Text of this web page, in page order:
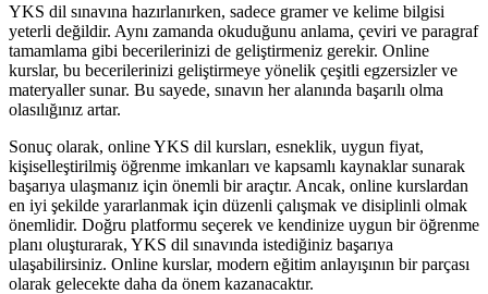
YKS dil sınavına hazırlanırken, sadece gramer ve kelime bilgisi
yeterli değildir. Aynı zamanda okuduğunu anlama, çeviri ve paragraf
tamamlama gibi becerilerinizi de geliştirmeniz gerekir. Online
kurslar, bu becerilerinizi geliştirmeye yönelik çeşitli egzersizler ve
materyaller sunar. Bu sayede, sınavın her alanında başarılı olma
olasılığınız artar.
Sonuç olarak, online YKS dil kursları, esneklik, uygun fiyat,
kişiselleştirilmiş öğrenme imkanları ve kapsamlı kaynaklar sunarak
başarıya ulaşmanız için önemli bir araçtır. Ancak, online kurslardan
en iyi şekilde yararlanmak için düzenli çalışmak ve disiplinli olmak
önemlidir. Doğru platformu seçerek ve kendinize uygun bir öğrenme
planı oluşturarak, YKS dil sınavında istediğiniz başarıya
ulaşabilirsiniz. Online kurslar, modern eğitim anlayışının bir parçası
olarak gelecekte daha da önem kazanacaktır.